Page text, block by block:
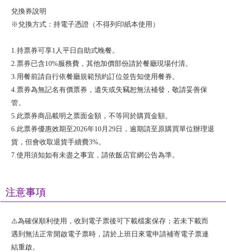
兌換券說明
※兌換方式：持電子憑證（不得列印紙本使用）
1.持票券可享1人平日自助式晚餐。
2.票券已含10%服務費，其他加價部份請於餐廳現場付清。
3.用餐前請自行依餐廳規範預約訂位並告知使用餐券。
4.票券為無記名有價票券，遺失或失竊恕無法補發，敬請妥善保
管。
5.此票券商品載明之票面金額，不等同於購買金額。
6.此票券優惠效期至2026年10月29日，逾期請至原購買單位辦理退
貨，但會收取退貨手續費3%。
7.使用須知如有未盡之事宜，請依飯店官網公告為準。
注意事項
⚠️為確保順利使用，收到電子票後可下載檔案保存；若未下載而
遇到無法正常開啟電子票時，請於上班日來電申請補寄電子票連
結重啟。